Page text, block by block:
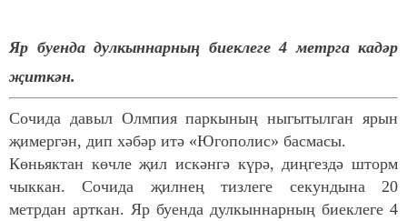
Яр буенда дулкыннарның биеклеге 4 метрга кадәр
җиткән.
Сочида давыл Олмпия паркының ныгытылган ярын
җимергән, дип хәбәр итә «Югополис» басмасы.
Көньяктан көчле җил искәнгә күрә, диңгездә шторм
чыккан. Сочида җилнең тизлеге секундына 20
метрдан арткан. Яр буенда дулкыннарның биеклеге 4